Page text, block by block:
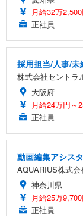
月給32万
正社員
採用担当/人事/
株式会社セントラ
大阪府
月給24万円～
正社員
動画編集アシス
AQUARIUS株式会
神奈川県
月給25万
正社員